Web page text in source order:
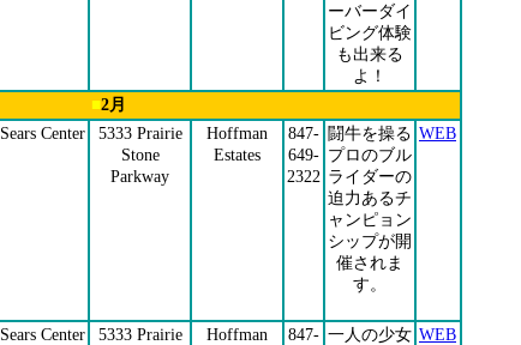
ーバーダイ
ビング体験
も出来る
よ！
■2月
Sears Center
5333 Prairie
Stone
Parkway
Hoffman
Estates
847-
649-
2322
闘牛を操る
プロのブル
ライダーの
迫力あるチ
ャンピョン
シップが開
催されま
す。
WEB
Sears Center
5333 Prairie
Hoffman
847- 一人の少女 WEB